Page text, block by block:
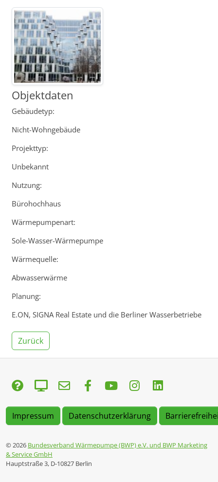
Objektdaten
Gebäudetyp:
Nicht-Wohngebäude
Projekttyp:
Unbekannt
Nutzung:
Bürohochhaus
Wärmepumpenart:
Sole-Wasser-Wärmepumpe
Wärmequelle:
Abwasserwärme
Planung:
E.ON, SIGNA Real Estate und die Berliner Wasserbetriebe
Zurück
Impressum Datenschutzerklärung
© 2026 Bundesverband Wärmepumpe (BWP) e.V. und BWP Marketing
& Service GmbH
Hauptstraße 3, D-10827 Berlin